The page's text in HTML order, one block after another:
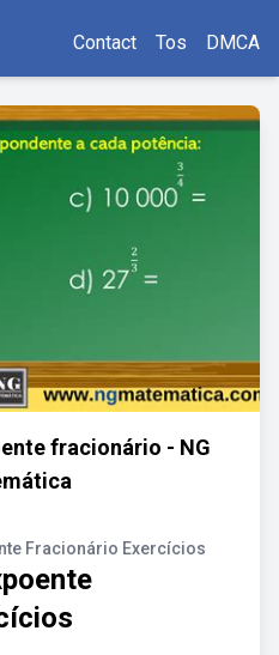
Contact Tos DMCA
fracionário - NG
Fracionário Exercícios